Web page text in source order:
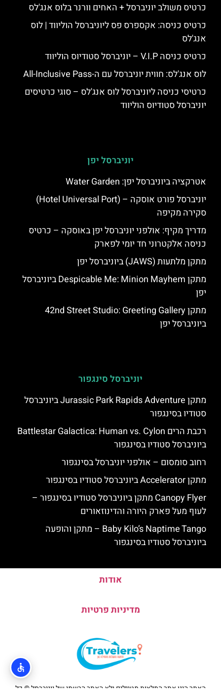
כרטיס משולב יוניברסל + האחים וורנר בלוס אנג'לס
כרטיס כניסה: אקספרס פס ליוניברסל הוליווד | לוס
אנג'לס
כרטיס כניסה V.I.P – יוניברסל סטודיוס הוליווד
לוס אנג'לס: חווית יוניברסל עם ה-All-Inclusive Pass
כרטיסי כניסה ליוניברסל לוס אנג'לס – סוגי כרטיסים
יוניברסל סטודיוס הוליווד
יוניברסל יפן
אטרקציה ביוניברסל יפן: Water Garden
יוניברסל פורט אוסקה – (Hotel Universal Port)
סקירה מקיפה
מדריך מקיף: אולפני יוניברסל יפן באוסקה – כרטיס
כניסה אלקטרוני חד יומי לפארק
מתקן מלתעות (JAWS) ביוניברסל יפן
מתקן Despicable Me: Minion Mayhem ביוניברסל
יפן
מתקן 42nd Street Studio: Greeting Gallery
ביוניברסל יפן
יוניברסל סינגפור
מתקן Jurassic Park Rapids Adventure ביוניברסל
סטודיו בסינגפור
רכבת הרים Battlestar Galactica: Human vs. Cylon
ביוניברסל סטודיו בסינגפור
רחוב סומסום – אולפני יוניברסל בסינגפור
מתקן Accelerator ביוניברסל סטודיו בסינגפור
Canopy Flyer מתקן ביוניברסל סטודיו בסינגפור –
לעוף מעל פארק היורה והדינוזאורים
Baby Kilo’s Naptime Tango – מתקן והופעה
ביוניברסל סטודיו בסינגפור
אודות
מדיניות פרטיות
האתר הינו אתר המלצות מטיילים ולא האתר הרשמי של יוניברסל © כל